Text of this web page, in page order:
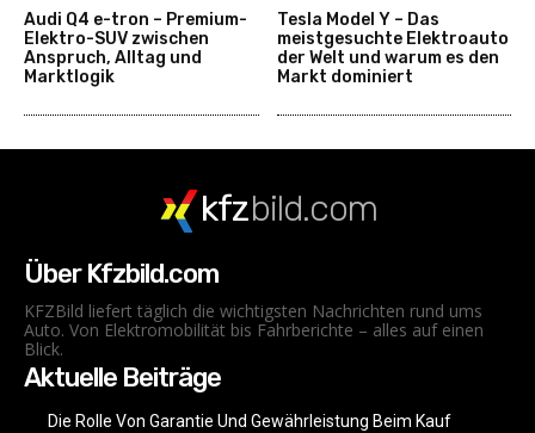
Audi Q4 e-tron – Premium-
Elektro-SUV zwischen
Anspruch, Alltag und
Marktlogik
Tesla Model Y – Das
meistgesuchte Elektroauto
der Welt und warum es den
Markt dominiert
kfzbild.com
Über Kfzbild.com
KFZBild liefert täglich die wichtigsten Nachrichten rund ums
Auto. Von Elektromobilität bis Fahrberichte – alles auf einen
Blick.
Aktuelle Beiträge
Die Rolle Von Garantie Und Gewährleistung Beim Kauf